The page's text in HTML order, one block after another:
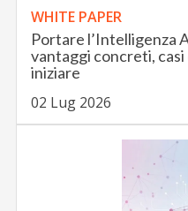
WHITE PAPER
Portare l’Intelligenza
vantaggi concreti, casi
iniziare
02 Lug 2026